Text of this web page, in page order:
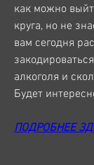
как можно
круга, но не
вам сегодня
алкоголя и
Будет
ПОДРОБНЕЕ